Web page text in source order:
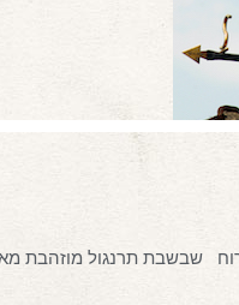
שבשבת תרנגול מוזהבת